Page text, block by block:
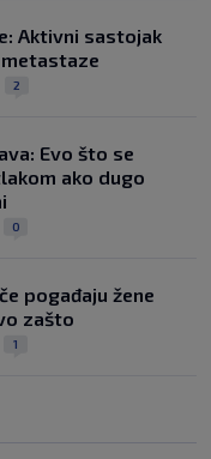
Aktivni sastojak
2
Evo što se
ako dugo
0
pogađaju žene
zašto
1